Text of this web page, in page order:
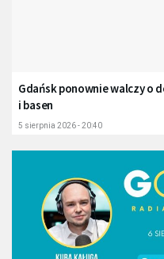
Gdańsk ponownie walczy o
i basen
5 sierpnia 2026 - 20:40